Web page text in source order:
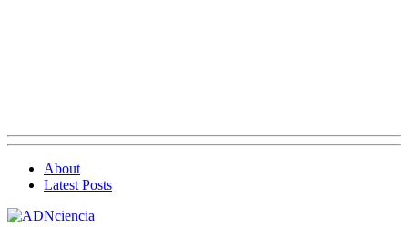
About
Latest Posts